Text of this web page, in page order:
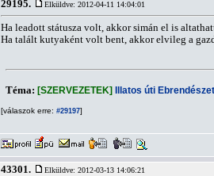
29195. Elküldve: 2012-04-11 14:04:01
Ha leadott státusza volt, akkor simán el is
Ha talált kutyaként volt bent, akkor elvileg a
Téma: [SZERVEZETEK] Illatos úti
[válaszok erre: #29197]
43301. Elküldve: 2012-03-13 14:06:21